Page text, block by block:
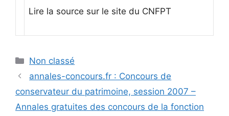
Lire la source sur le site du CNFPT
Catégories
Non classé
annales-concours.fr : Concours de
conservateur du patrimoine, session 2007 –
Annales gratuites des concours de la fonction